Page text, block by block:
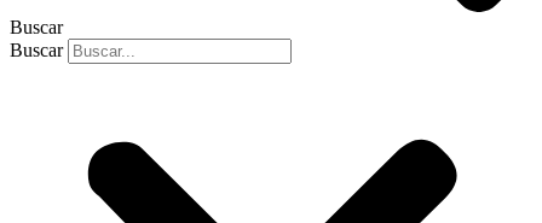
Buscar
Buscar